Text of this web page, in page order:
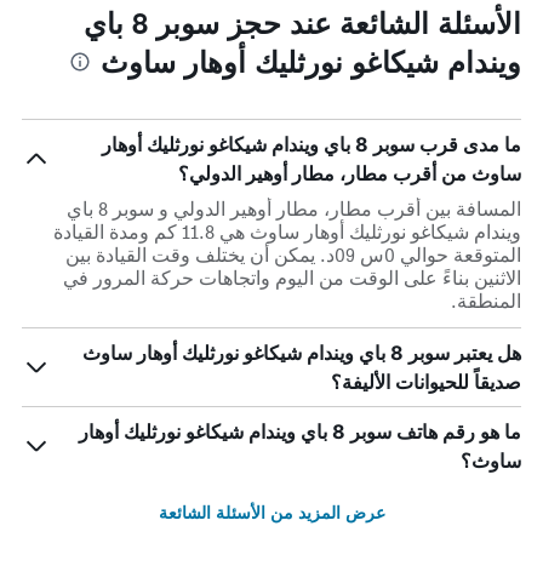
الأسئلة الشائعة عند حجز سوبر 8 باي
ويندام شيكاغو نورثليك أوهار ساوث
ما مدى قرب سوبر 8 باي ويندام شيكاغو نورثليك أوهار
ساوث من أقرب مطار، مطار أوهير الدولي؟
المسافة بين أقرب مطار، مطار أوهير الدولي و سوبر 8 باي
ويندام شيكاغو نورثليك أوهار ساوث هي 11.8 كم ومدة القيادة
المتوقعة حوالي 0س 09د. يمكن أن يختلف وقت القيادة بين
الاثنين بناءً على الوقت من اليوم واتجاهات حركة المرور في
المنطقة.
هل يعتبر سوبر 8 باي ويندام شيكاغو نورثليك أوهار ساوث
صديقاً للحيوانات الأليفة؟
ما هو رقم هاتف سوبر 8 باي ويندام شيكاغو نورثليك أوهار
ساوث؟
عرض المزيد من الأسئلة الشائعة